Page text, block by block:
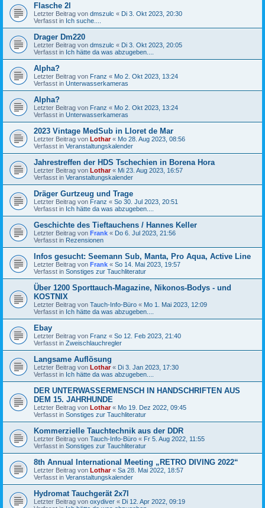
Flasche 2l
Letzter Beitrag von dmszulc « Di 3. Okt 2023, 20:30
Verfasst in Ich suche....
Drager Dm220
Letzter Beitrag von dmszulc « Di 3. Okt 2023, 20:05
Verfasst in Ich hätte da was abzugeben....
Alpha?
Letzter Beitrag von Franz « Mo 2. Okt 2023, 13:24
Verfasst in Unterwasserkameras
Alpha?
Letzter Beitrag von Franz « Mo 2. Okt 2023, 13:24
Verfasst in Unterwasserkameras
2023 Vintage MedSub in Lloret de Mar
Letzter Beitrag von Lothar« Mo 28. Aug 2023, 08:56
Verfasst in Veranstaltungskalender
Jahrestreffen der HDS Tschechien in Borena Hora
Letzter Beitrag von Lothar« Mi 23. Aug 2023, 16:57
Verfasst in Veranstaltungskalender
Dräger Gurtzeug und Trage
Letzter Beitrag von Franz « So 30. Jul 2023, 20:51
Verfasst in Ich hätte da was abzugeben....
Geschichte des Tieftauchens / Hannes Keller
Letzter Beitrag von Frank « Do 6. Jul 2023, 21:56
Verfasst in Rezensionen
Infos gesucht: Seemann Sub, Manta, Pro Aqua, Active Line
Letzter Beitrag von Frank « So 14. Mai 2023, 19:57
Verfasst in Sonstiges zur Tauchliteratur
Über 1200 Sporttauch-Magazine, Nikonos-Bodys - und
KOSTNIX
Letzter Beitrag von Tauch-Info-Büro « Mo 1. Mai 2023, 12:09
Verfasst in Ich hätte da was abzugeben....
Ebay
Letzter Beitrag von Franz « So 12. Feb 2023, 21:40
Verfasst in Zweischlauchregler
Langsame Auflösung
Letzter Beitrag von Lothar« Di 3. Jan 2023, 17:30
Verfasst in Ich hätte da was abzugeben....
DER UNTERWASSERMENSCH IN HANDSCHRIFTEN AUS
DEM 15. JAHRHUNDE
Letzter Beitrag von Lothar« Mo 19. Dez 2022, 09:45
Verfasst in Sonstiges zur Tauchliteratur
Kommerzielle Tauchtechnik aus der DDR
Letzter Beitrag von Tauch-Info-Büro « Fr 5. Aug 2022, 11:55
Verfasst in Sonstiges zur Tauchliteratur
8th Annual International Meeting „RETRO DIVING 2022“
Letzter Beitrag von Lothar« Sa 28. Mai 2022, 18:57
Verfasst in Veranstaltungskalender
Hydromat Tauchgerät 2x7l
Letzter Beitrag von oxydiver « Di 12. Apr 2022, 09:19